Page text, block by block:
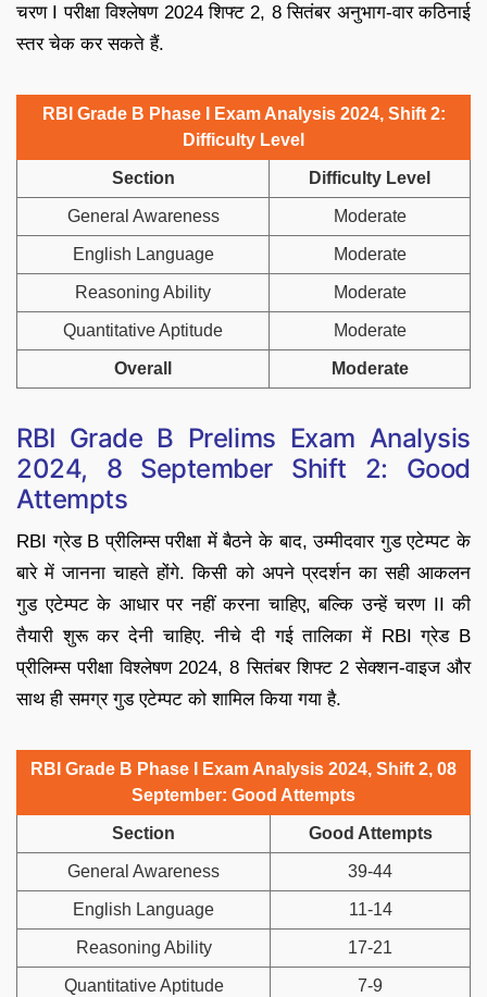
चरण I परीक्षा विश्लेषण 2024 शिफ्ट 2, 8 सितंबर अनुभाग-वार कठिनाई
स्तर चेक कर सकते हैं.
RBI Grade B Phase I Exam Analysis 2024, Shift 2:
Difficulty Level
Section Difficulty Level
General Awareness Moderate
English Language Moderate
Reasoning Ability Moderate
Quantitative Aptitude Moderate
Overall Moderate
RBI Grade B Prelims Exam Analysis
2024, 8 September Shift 2: Good
Attempts
RBI ग्रेड B प्रीलिम्स परीक्षा में बैठने के बाद, उम्मीदवार गुड एटेम्पट के
बारे में जानना चाहते होंगे. किसी को अपने प्रदर्शन का सही आकलन
गुड एटेम्पट के आधार पर नहीं करना चाहिए, बल्कि उन्हें चरण II की
तैयारी शुरू कर देनी चाहिए. नीचे दी गई तालिका में RBI ग्रेड B
प्रीलिम्स परीक्षा विश्लेषण 2024, 8 सितंबर शिफ्ट 2 सेक्शन-वाइज और
साथ ही समग्र गुड एटेम्पट को शामिल किया गया है.
RBI Grade B Phase I Exam Analysis 2024, Shift 2, 08
September: Good Attempts
Section Good Attempts
General Awareness 39-44
English Language 11-14
Reasoning Ability 17-21
Quantitative Aptitude 7-9